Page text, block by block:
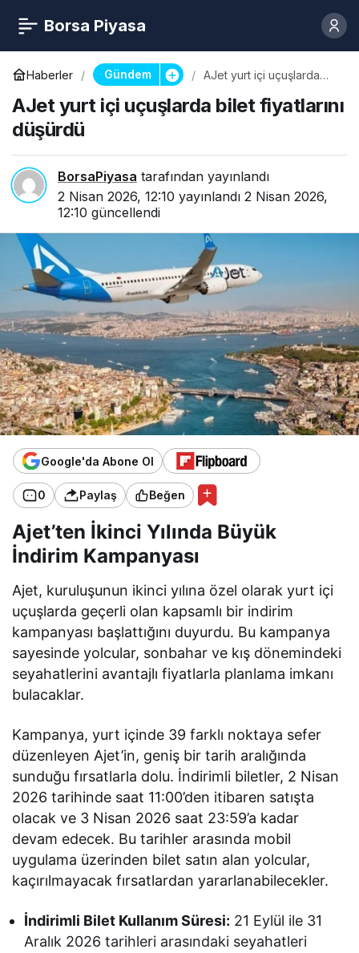
Borsa Piyasa
Haberler Gündem
AJet yurt içi uçuşlarda
AJet yurt içi uçuşlarda bilet fiyatlarını
düşürdü
BorsaPiyasa tarafından yayınlandı
2 Nisan 2026, 12:10 yayınlandı 2 Nisan 2026,
12:10 güncellendi
Google'da Abone Ol
0 Paylaş Beğen
Ajet’ten İkinci Yılında Büyük
İndirim Kampanyası
Ajet, kuruluşunun ikinci yılına özel olarak yurt içi
uçuşlarda geçerli olan kapsamlı bir indirim
kampanyası başlattığını duyurdu. Bu kampanya
sayesinde yolcular, sonbahar ve kış dönemindeki
seyahatlerini avantajlı fiyatlarla planlama imkanı
bulacaklar.
Kampanya, yurt içinde 39 farklı noktaya sefer
düzenleyen Ajet’in, geniş bir tarih aralığında
sunduğu fırsatlarla dolu. İndirimli biletler, 2 Nisan
2026 tarihinde saat 11:00’den itibaren satışta
olacak ve 3 Nisan 2026 saat 23:59’a kadar
devam edecek. Bu tarihler arasında mobil
uygulama üzerinden bilet satın alan yolcular,
kaçırılmayacak fırsatlardan yararlanabilecekler.
İndirimli Bilet Kullanım Süresi: 21 Eylül ile 31
Aralık 2026 tarihleri arasındaki seyahatleri